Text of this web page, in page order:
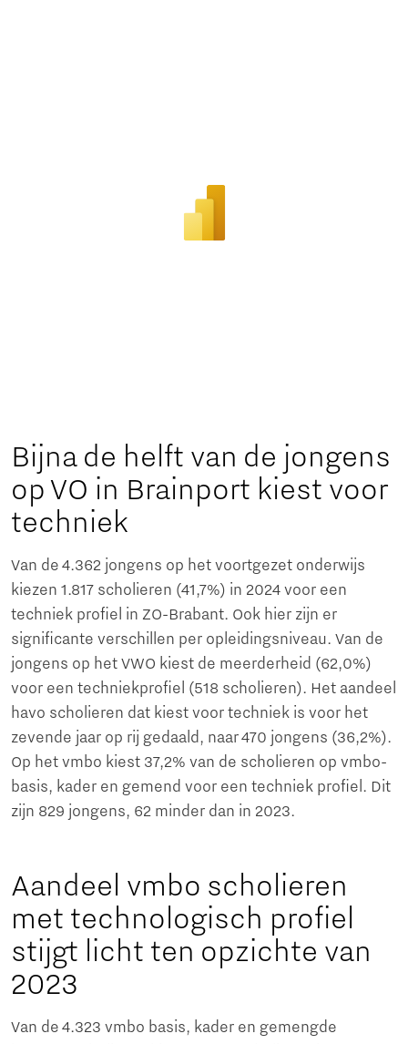
Bijna de helft van de jongens
op VO in Brainport kiest voor
techniek
Van de 4.362 jongens op het voortgezet onderwijs
kiezen 1.817 scholieren (41,7%) in 2024 voor een
techniek profiel in ZO-Brabant. Ook hier zijn er
significante verschillen per opleidingsniveau. Van de
jongens op het VWO kiest de meerderheid (62,0%)
voor een techniekprofiel (518 scholieren). Het aandeel
havo scholieren dat kiest voor techniek is voor het
zevende jaar op rij gedaald, naar 470 jongens (36,2%).
Op het vmbo kiest 37,2% van de scholieren op vmbo-
basis, kader en gemend voor een techniek profiel. Dit
zijn 829 jongens, 62 minder dan in 2023.
Aandeel vmbo scholieren
met technologisch profiel
stijgt licht ten opzichte van
2023
Van de 4.323 vmbo basis, kader en gemengde